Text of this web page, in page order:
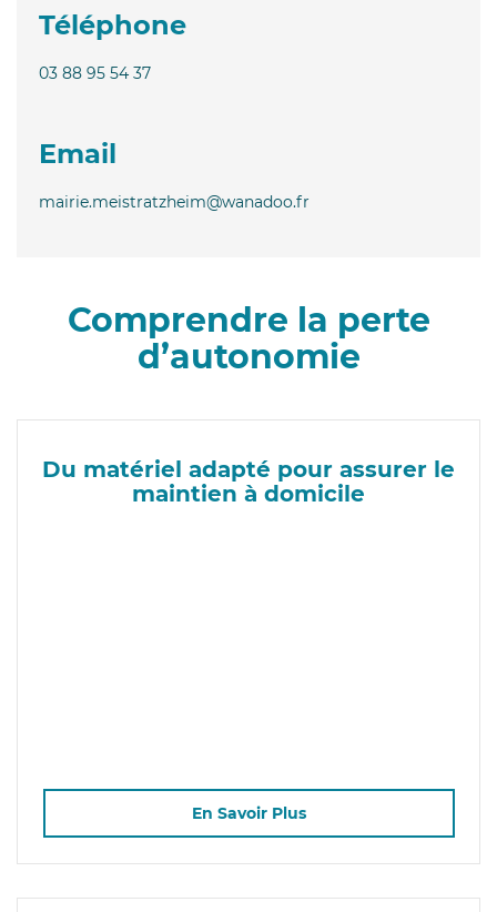
Téléphone
03 88 95 54 37
Email
mairie.meistratzheim@wanadoo.fr
Comprendre la perte
d’autonomie
Du matériel adapté pour assurer le
maintien à domicile
En Savoir Plus